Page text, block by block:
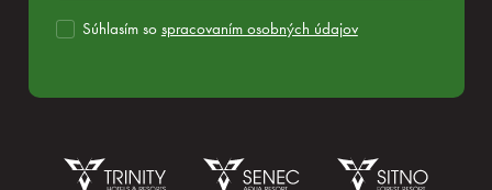
Súhlasím so spracovaním osobných údajov